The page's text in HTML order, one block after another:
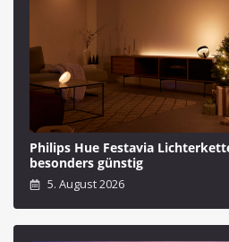
Philips Hue Festavia
besonders günstig
5. August 2026